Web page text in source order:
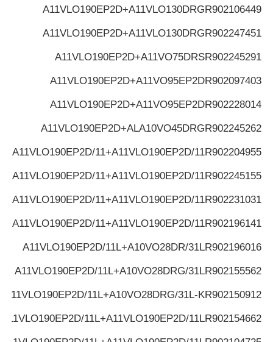
R902106449
A11VLO190EP2D+A11VLO130DRG
R902247451
A11VLO190EP2D+A11VLO130DRG
R902245291
A11VLO190EP2D+A11VO75DRS
R902097403
A11VLO190EP2D+A11VO95EP2D
R902228014
A11VLO190EP2D+A11VO95EP2D
R902245262
A11VLO190EP2D+ALA10VO45DRG
R902204955
A11VLO190EP2D/11+A11VLO190EP2D/11
R902245155
A11VLO190EP2D/11+A11VLO190EP2D/11
R902231031
A11VLO190EP2D/11+A11VLO190EP2D/11
R902196141
A11VLO190EP2D/11+A11VLO190EP2D/11
R902196016
A11VLO190EP2D/11L+A10VO28DR/31L
R902155562
A11VLO190EP2D/11L+A10VO28DRG/31L
R902150912
A11VLO190EP2D/11L+A10VO28DRG/31L-K
R902154662
A11VLO190EP2D/11L+A11VLO190EP2D/11L